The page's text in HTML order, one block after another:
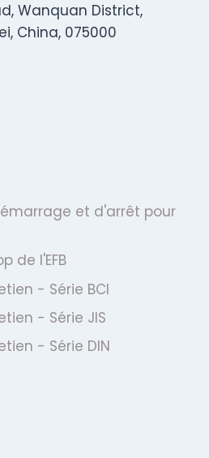
Wanquan District,
China, 075000
et d'arrêt pour
de l'EFB
- Série BCI
- Série JIS
- Série DIN